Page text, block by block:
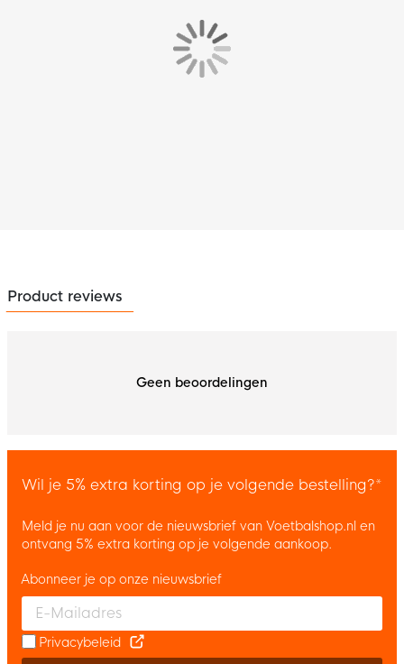
Product reviews
Geen beoordelingen
Wil je 5% extra korting op je volgende bestelling?*
Meld je nu aan voor de nieuwsbrief van Voetbalshop.nl en
ontvang 5% extra korting op je volgende aankoop.
Enter your email and accept the privacy policy to subscribe to
Abonneer je op onze nieuwsbrief
Privacybeleid